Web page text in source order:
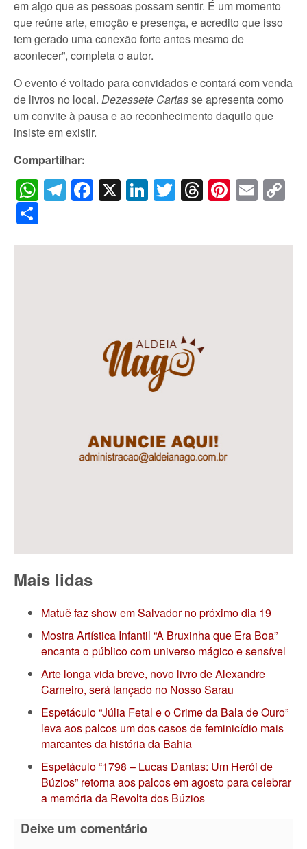
em algo que as pessoas possam sentir. É um momento
que reúne arte, emoção e presença, e acredito que isso
tem gerado uma conexão forte antes mesmo de
acontecer”, completa o autor.
O evento é voltado para convidados e contará com venda
de livros no local. Dezessete Cartasse apresenta como
um convite à pausa e ao reconhecimento daquilo que
insiste em existir.
Compartilhar:
WhatsApp
Telegram
Facebook
X LinkedIn
Twitter
Threads
Mais lidas
Matuê faz show em Salvador no próximo dia 19
Mostra Artística Infantil “A Bruxinha que Era Boa”
encanta o público com universo mágico e sensível
Arte longa vida breve, novo livro de Alexandre
Carneiro, será lançado no Nosso Sarau
Espetáculo “Júlia Fetal e o Crime da Bala de Ouro”
leva aos palcos um dos casos de feminicídio mais
marcantes da história da Bahia
Espetáculo “1798 – Lucas Dantas: Um Herói de
Búzios” retorna aos palcos em agosto para celebrar
a memória da Revolta dos Búzios
Deixe um comentário